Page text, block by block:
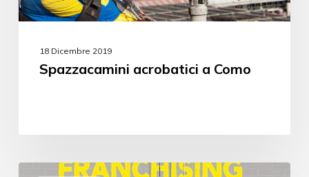
18 Dicembre 2019
Spazzacamini acrobatici a Como